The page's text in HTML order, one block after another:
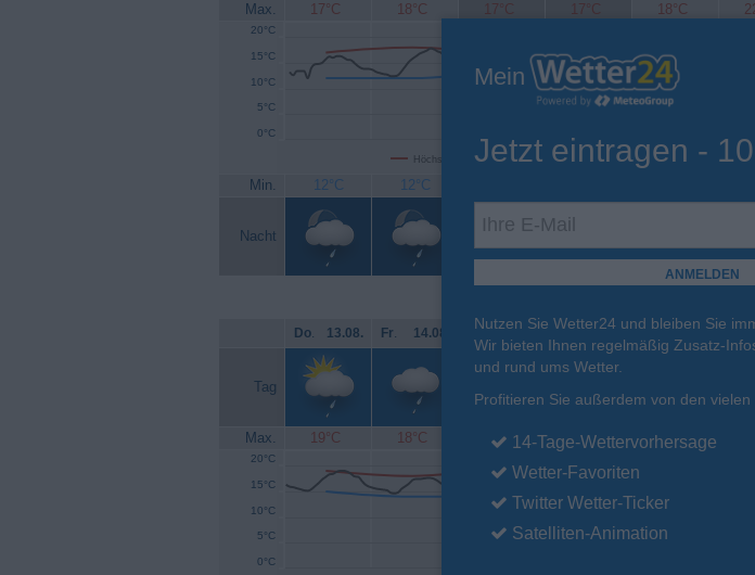
Max. 17°C 18°C 17°C 17°C 18°C
Höchsttemperatur Tiefsttemperatur Aktuelle Temperatur
0°C
5°C
10°C
15°C
20°C
Min. 12°C 12°C
Nacht
Do. 13.08. Fr. 14.08. Sa. 15.08. So. 16.08. Mo . 17.08. Di.
Tag
Max. 19°C 18°C 19°C 18°C 18°C
0°C
5°C
10°C
15°C
20°C
Mein
Jetzt eintragen -
Nutzen Sie Wetter24 und bleiben Sie
Wir bieten Ihnen regelmäßig Zusatz-
und rund ums Wetter.
Profitieren Sie außerdem von den
14-Tage-Wettervorhersage
Wetter-Favoriten
Twitter Wetter-Ticker
Satelliten-Animation